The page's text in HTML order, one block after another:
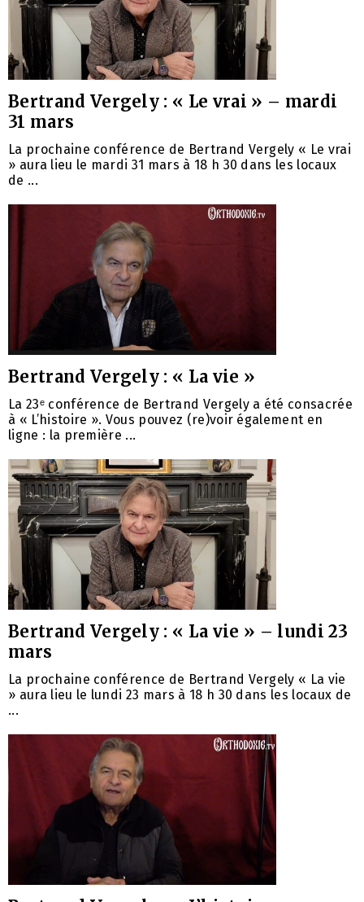
Bertrand Vergely : « Le vrai » – mardi
31 mars
La prochaine conférence de Bertrand Vergely « Le vrai
» aura lieu le mardi 31 mars à 18 h 30 dans les locaux
de ...
Bertrand Vergely : « La vie »
La 23ᵉ conférence de Bertrand Vergely a été consacrée
à « L’histoire ». Vous pouvez (re)voir également en
ligne : la première ...
Bertrand Vergely : « La vie » – lundi 23
mars
La prochaine conférence de Bertrand Vergely « La vie
» aura lieu le lundi 23 mars à 18 h 30 dans les locaux de
...